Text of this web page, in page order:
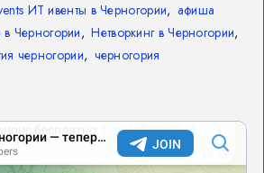
ИТ ивенты в Черногории, афиша
в Черногории, Нетворкинг в Черногории,
черногории, черногория